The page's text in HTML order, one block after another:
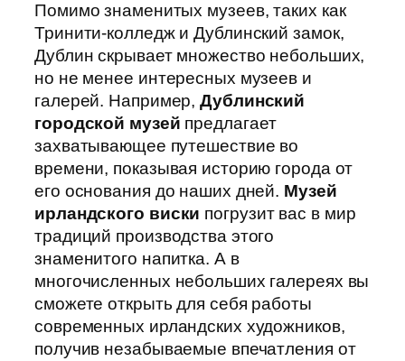
Помимо знаменитых музеев, таких как
Тринити-колледж и Дублинский замок,
Дублин скрывает множество небольших,
но не менее интересных музеев и
галерей. Например,Дублинский
городской музей предлагает
захватывающее путешествие во
времени, показывая историю города от
его основания до наших дней. Музей
ирландского виски погрузит вас в мир
традиций производства этого
знаменитого напитка. А в
многочисленных небольших галереях вы
сможете открыть для себя работы
современных ирландских художников,
получив незабываемые впечатления от